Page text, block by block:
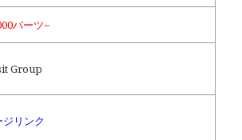
バーツ~
Group
ジリンク